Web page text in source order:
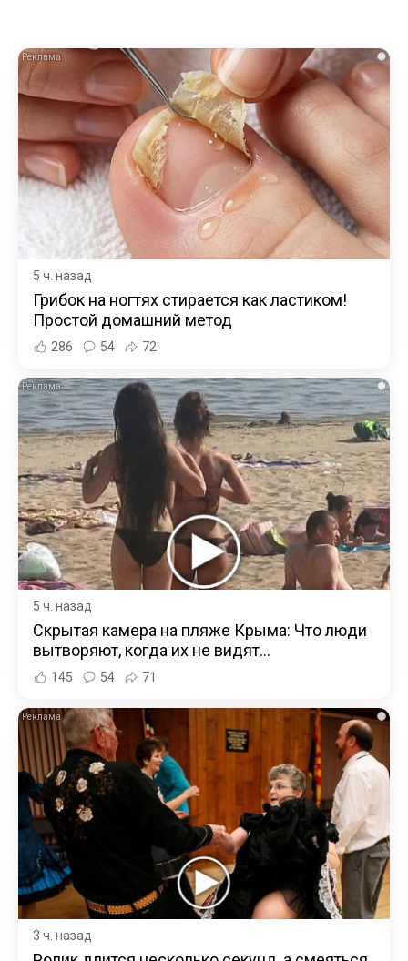
i
5 ч. назад
Грибок на ногтях стирается как ластиком!
Простой домашний метод
286 54 72
i
5 ч. назад
Скрытая камера на пляже Крыма: Что люди
вытворяют, когда их не видят...
145 54 71
i
3 ч. назад